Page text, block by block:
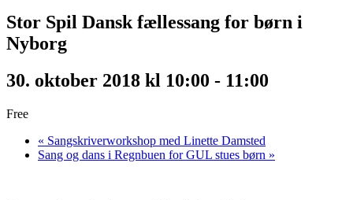
Stor Spil Dansk fællessang for børn i
Nyborg
30. oktober 2018 kl 10:00 - 11:00
Free
« Sangskriverworkshop med Linette Damsted
Sang og dans i Regnbuen for GUL stues børn »